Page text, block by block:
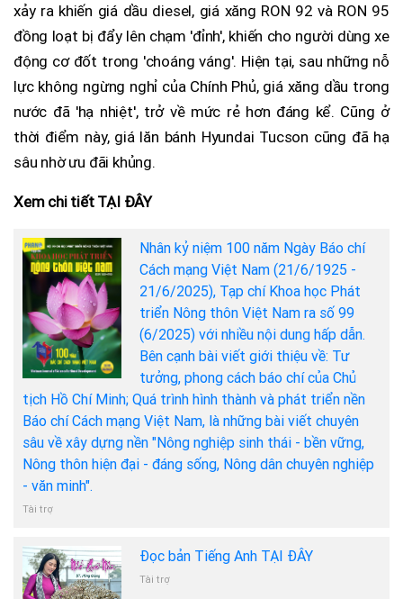
xảy ra khiến giá dầu diesel, giá xăng RON 92 và RON 95
đồng loạt bị đẩy lên chạm 'đỉnh', khiến cho người dùng xe
động cơ đốt trong 'choáng váng'. Hiện tại, sau những nỗ
lực không ngừng nghỉ của Chính Phủ, giá xăng dầu trong
nước đã 'hạ nhiệt', trở về mức rẻ hơn đáng kể. Cũng ở
thời điểm này, giá lăn bánh Hyundai Tucson cũng đã hạ
sâu nhờ ưu đãi khủng.
Xem chi tiết TẠI ĐÂY
Nhân kỷ niệm 100 năm Ngày Báo chí
Cách mạng Việt Nam (21/6/1925 -
21/6/2025), Tạp chí Khoa học Phát
triển Nông thôn Việt Nam ra số 99
(6/2025) với nhiều nội dung hấp dẫn.
Bên cạnh bài viết giới thiệu về: Tư
tưởng, phong cách báo chí của Chủ
tịch Hồ Chí Minh; Quá trình hình thành và phát triển nền
Báo chí Cách mạng Việt Nam, là những bài viết chuyên
sâu về xây dựng nền "Nông nghiệp sinh thái - bền vững,
Nông thôn hiện đại - đáng sống, Nông dân chuyên nghiệp
- văn minh".
Tài trợ
Đọc bản Tiếng Anh TẠI ĐÂY
Tài trợ